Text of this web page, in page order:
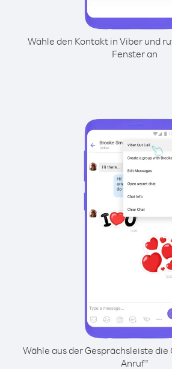
Wähle den Kontakt in Viber und
Fenster an
Wähle aus der Gesprächsleiste die
Anruf“